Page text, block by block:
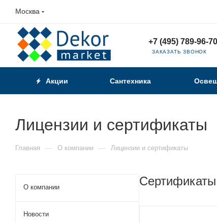
Москва
+7 (495) 789-96-70
ЗАКАЗАТЬ ЗВОНОК
Акции Сантехника
Лицензии и сертификаты
Главная — О компании — Лицензии и сертификаты
Сертификаты
О компании
Новости